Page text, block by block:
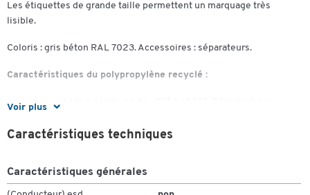
Voir plus
Les étiquettes de grande taille permettent un marquage très
lisible.
Coloris : gris béton RAL 7023. Accessoires : séparateurs.
Caractéristiques du polypropylène recyclé :
Résistant à des températures de -20° à +90°C. Résistant aux
Caractéristiques techniques
Caractéristiques générales